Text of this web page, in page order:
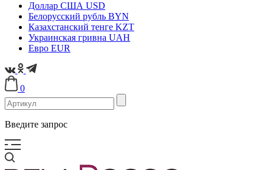
Доллар США USD
Белорусский рубль BYN
Казахстанский тенге KZT
Украинская гривна UAH
Евро EUR
0
Введите запрос